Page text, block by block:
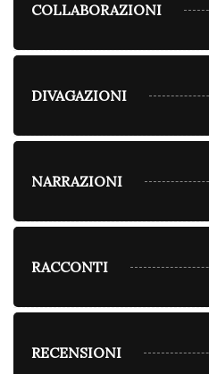
COLLABORAZIONI
DIVAGAZIONI
NARRAZIONI
RACCONTI
RECENSIONI